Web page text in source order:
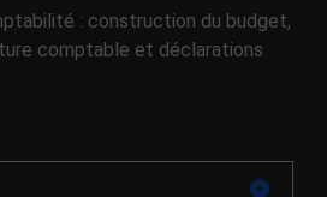
: construction du budget,
comptable et déclarations